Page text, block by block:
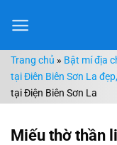
đến
dungTrang chủ » Bật mí địa
tại Điên Biên Sơn La
tại Điện Biên Sơn La
Miếu thờ thần